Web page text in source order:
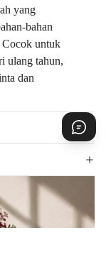
yang
bahan
Cocok untuk
ulang tahun,
dan